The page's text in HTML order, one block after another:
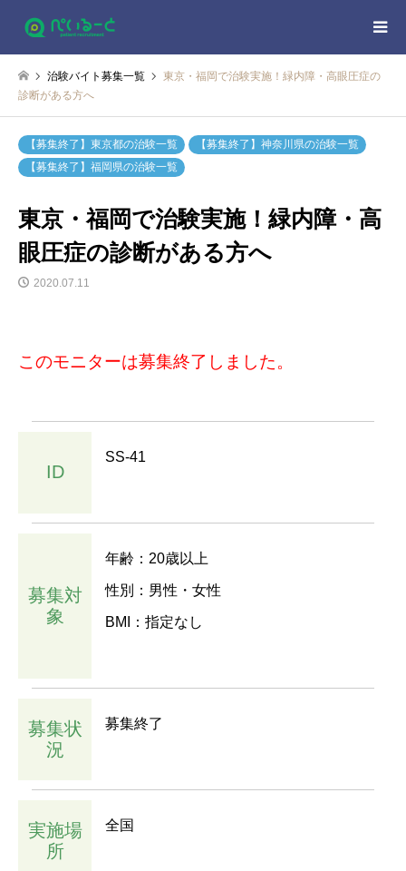
治験バイト募集一覧
東京・福岡で治験実施！緑内障・高眼圧症の
診断がある方へ
【募集終了】東京都の治験一覧
【募集終了】神奈川県の治験一覧
【募集終了】福岡県の治験一覧
東京・福岡で治験実施！緑内障・高
眼圧症の診断がある方へ
2020.07.11
このモニターは募集終了しました。
ID
SS-41
募集対
象
年齢：20歳以上
性別：男性・女性
BMI：指定なし
募集状
況
募集終了
実施場
所
全国